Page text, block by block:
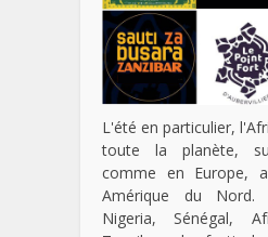
L'été en particulier,
toute la planète,
comme en Europe,
Amérique du Nord.
Nigeria, Sénégal,